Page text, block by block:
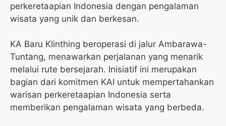
perkeretaapian Indonesia dengan pengalaman
wisata yang unik dan berkesan.
KA Baru Klinthing beroperasi di jalur Ambarawa-
Tuntang, menawarkan perjalanan yang menarik
melalui rute bersejarah. Inisiatif ini merupakan
bagian dari komitmen KAI untuk mempertahankan
warisan perkeretaapian Indonesia serta
memberikan pengalaman wisata yang berbeda.